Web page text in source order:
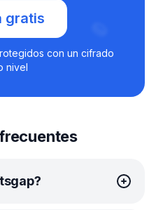
gratis
con un cifrado
nivel